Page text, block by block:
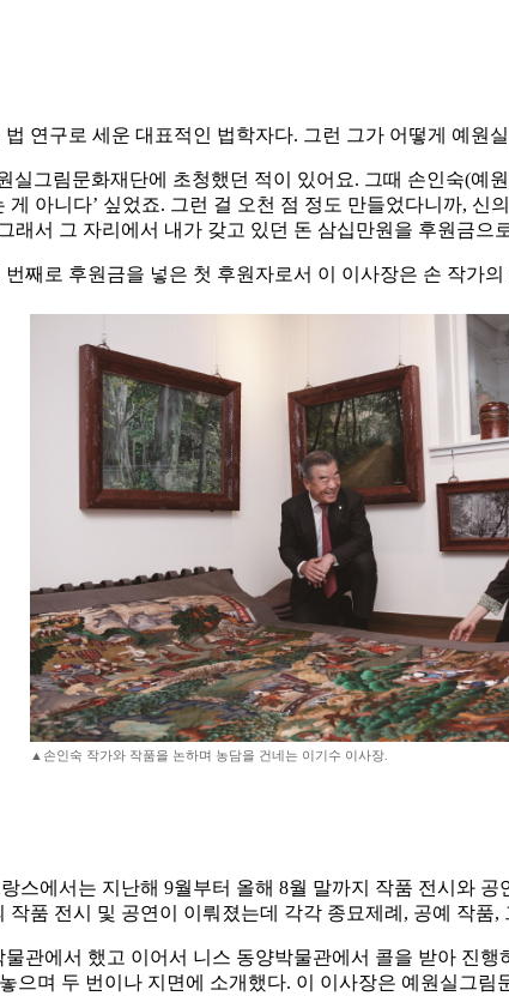
연구로 세운 대표적인 법학자다. 그런 그가 어떻게 예원
그림문화재단에 초청했던 적이 있어요. 그때 손인숙(예
아니다’ 싶었죠. 그런 걸 오천 점 정도 만들었다니까,
래서 그 자리에서 내가 갖고 있던 돈 삼십만원을 후원금으
째로 후원금을 넣은 첫 후원자로서 이 이사장은 손 작가
▲손인숙 작가와 작품을 논하며 농담을 건네는 이기수 이사장.
스에서는 지난해 9월부터 올해 8월 말까지 작품 전시와
품 전시 및 공연이 이뤄졌는데 각각 종묘제례, 공예 작품
관에서 했고 이어서 니스 동양박물관에서 콜을 받아 진
으며 두 번이나 지면에 소개했다. 이 이사장은 예원실그